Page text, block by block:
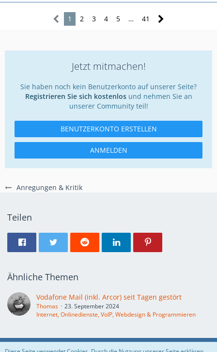
Anregungen & Kritik
The error code can be used by an administrat
to the log file located at */log/2024-10-01.
txt and can be accessed with a FTP program o
Notice: The error code was randomly generate
d and has no use beyond looking up the full
    /forum/index.php?ajax-proxy/&t=482428c33
1 2 3 4 5 … 41
Jetzt mitmachen!
Sie haben noch kein Benutzerkonto auf unserer Seite?
Registrieren Sie sich kostenlosund nehmen Sie an
unserer Community teil!
BENUTZERKONTO ERSTELLEN
ANMELDEN
Teilen
Ähnliche Themen
Vodafone Mail (inkl. Arcor) seit Tagen gestört
Thomas
23. September 2024
Internet, Onlinedienste, VoIP, Webdesign & Programmieren
Regeln Datenschutzerklärung Impressum